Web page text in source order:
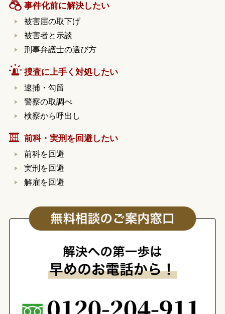
事件化前に解決したい
被害届の取下げ
被害者と示談
刑事弁護士の選び方
捜査に上手く対処したい
逮捕・勾留
警察の取調べ
検察から呼出し
前科・実刑を回避したい
前科を回避
実刑を回避
解雇を回避